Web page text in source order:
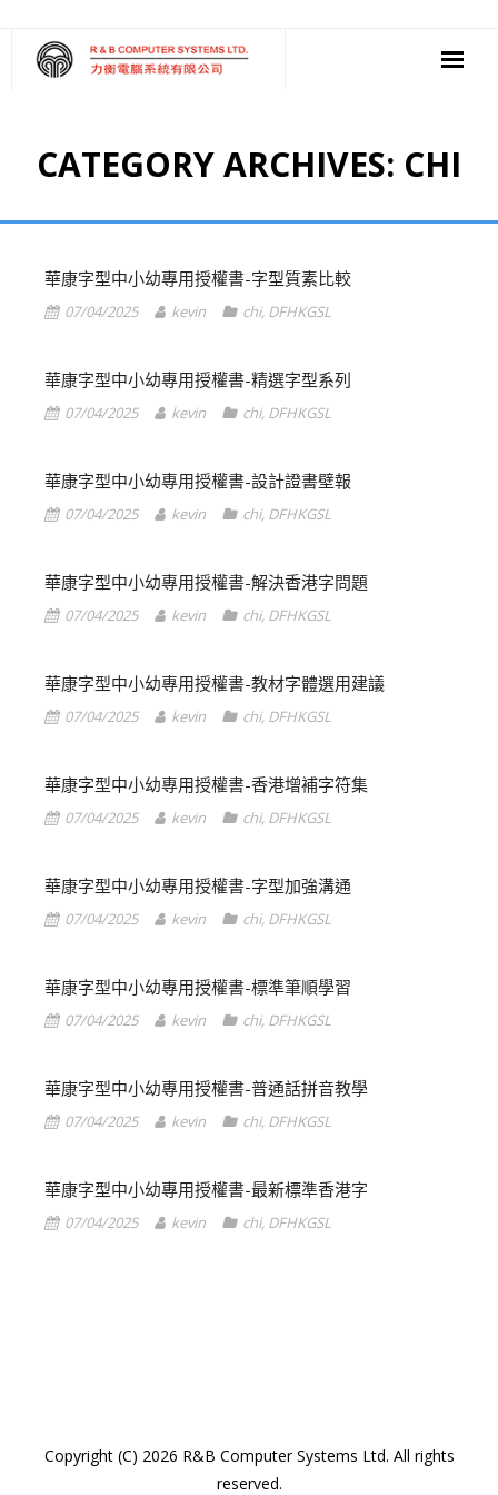
‧ 多媒體影音
‧ 雲端應用
CATEGORY ARCHIVES: CHI
華康字型中小幼專用授權書-字型質素比較
07/04/2025 kevin chi, DFHKGSL
華康字型中小幼專用授權書-精選字型系列
07/04/2025 kevin chi, DFHKGSL
華康字型中小幼專用授權書-設計證書壁報
07/04/2025 kevin chi, DFHKGSL
華康字型中小幼專用授權書-解決香港字問題
07/04/2025 kevin chi, DFHKGSL
華康字型中小幼專用授權書-教材字體選用建議
07/04/2025 kevin chi, DFHKGSL
華康字型中小幼專用授權書-香港增補字符集
07/04/2025 kevin chi, DFHKGSL
華康字型中小幼專用授權書-字型加強溝通
07/04/2025 kevin chi, DFHKGSL
華康字型中小幼專用授權書-標準筆順學習
07/04/2025 kevin chi, DFHKGSL
華康字型中小幼專用授權書-普通話拼音教學
07/04/2025 kevin chi, DFHKGSL
華康字型中小幼專用授權書-最新標準香港字
07/04/2025 kevin chi, DFHKGSL
Copyright (C) 2026 R&B Computer Systems Ltd. All rights
reserved.